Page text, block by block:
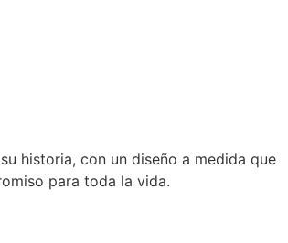
historia, con un diseño a medida que
para toda la vida.